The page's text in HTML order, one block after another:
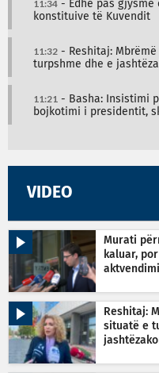
11:34 - Edhe pas gjysmë
konstituive të Kuvendit
11:32 - Reshitaj:
turpshme dhe e
11:21 - Basha: Insistimi
bojkotimi i presidentit,
VIDEO
Murati
kaluar,
Reshitaj:
situatë e